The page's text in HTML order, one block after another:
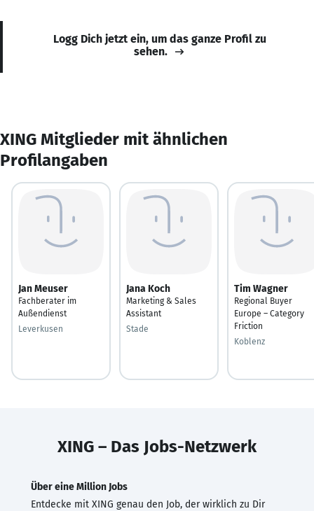
Logg Dich jetzt ein, um das ganze Profil zu
sehen.
XING Mitglieder mit ähnlichen
Profilangaben
Jan Meuser
Fachberater im
Außendienst
Leverkusen
Jana Koch
Marketing & Sales
Assistant
Stade
Tim Wagner
Regional Buyer
Europe – Category
Friction
Koblenz
XING – Das Jobs-Netzwerk
Über eine Million Jobs
Entdecke mit XING genau den Job, der wirklich zu Dir